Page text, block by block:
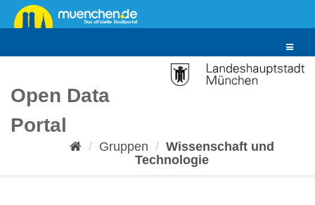
Überspringen
zum
Toggle
Open Data
Portal
Gruppen
Wissenschaft und
Technologie